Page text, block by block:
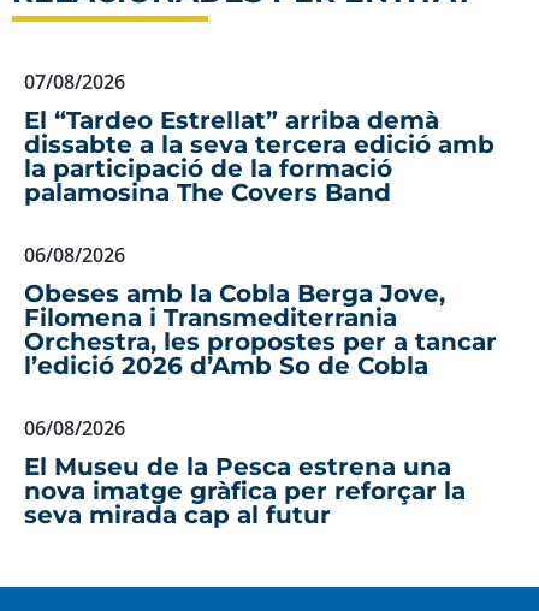
07/08/2026
El “Tardeo Estrellat” arriba demà
dissabte a la seva tercera edició amb
la participació de la formació
palamosina The Covers Band
06/08/2026
Obeses amb la Cobla Berga Jove,
Filomena i Transmediterrania
Orchestra, les propostes per a tancar
l’edició 2026 d’Amb So de Cobla
06/08/2026
El Museu de la Pesca estrena una
nova imatge gràfica per reforçar la
seva mirada cap al futur